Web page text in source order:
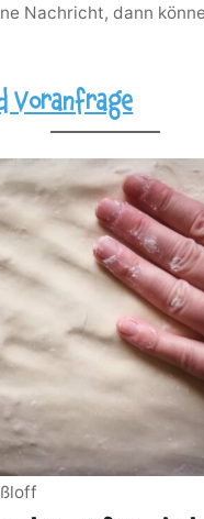
Nachricht, dann
Voranfrage